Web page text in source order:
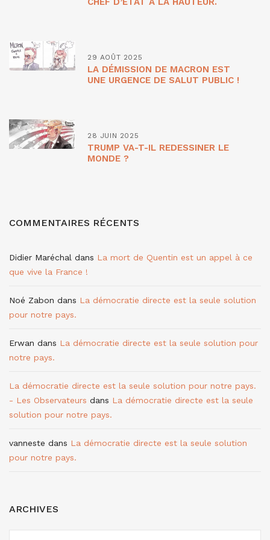
29 AOÛT 2025
LA DÉMISSION DE MACRON EST
UNE URGENCE DE SALUT PUBLIC !
28 JUIN 2025
TRUMP VA-T-IL REDESSINER LE
MONDE ?
COMMENTAIRES RÉCENTS
Didier Maréchal dans La mort de Quentin est un appel à ce
que vive la France !
Noé Zabon dans La démocratie directe est la seule solution
pour notre pays.
Erwan dans La démocratie directe est la seule solution pour
notre pays.
La démocratie directe est la seule solution pour notre pays.
- Les Observateurs dans La démocratie directe est la seule
solution pour notre pays.
vanneste dans La démocratie directe est la seule solution
pour notre pays.
ARCHIVES
ARCHIVES